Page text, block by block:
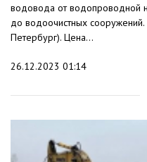
водовода от водопроводной
до водоочистных
Петербург). Цена...
26.12.2023 01:14